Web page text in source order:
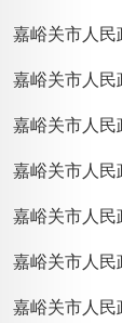
嘉峪关市人民
嘉峪关市人民
嘉峪关市人民